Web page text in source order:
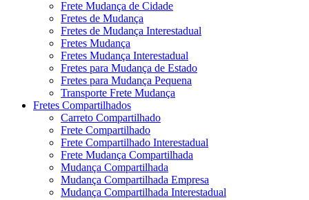
Frete Mudança de Cidade
Fretes de Mudança
Fretes de Mudança Interestadual
Fretes Mudança
Fretes Mudança Interestadual
Fretes para Mudança de Estado
Fretes para Mudança Pequena
Transporte Frete Mudança
Fretes Compartilhados
Carreto Compartilhado
Frete Compartilhado
Frete Compartilhado Interestadual
Frete Mudança Compartilhada
Mudança Compartilhada
Mudança Compartilhada Empresa
Mudança Compartilhada Interestadual